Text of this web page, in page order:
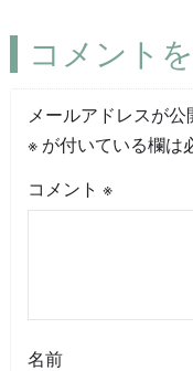
コメント
メールアドレスが公
※が付いている欄は
コメント ※
名前